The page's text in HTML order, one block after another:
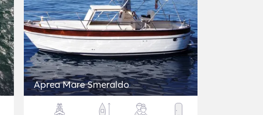
Aprea Mare Smeraldo